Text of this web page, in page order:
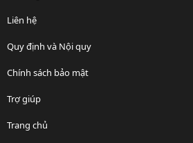
Liên hệ
Quy định và Nội quy
Chính sách bảo mật
Trợ giúp
Trang chủ